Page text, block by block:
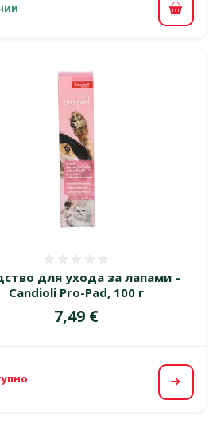
В
для ухода за лапами –
Candioli Pro-Pad, 100 г
Цена
7,49 €